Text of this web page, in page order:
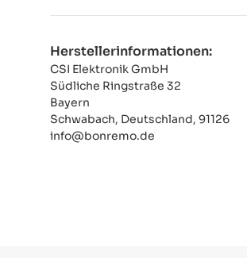
Herstellerinformationen:
CSI Elektronik GmbH
Südliche Ringstraße 32
Bayern
Schwabach, Deutschland, 91126
info@bonremo.de